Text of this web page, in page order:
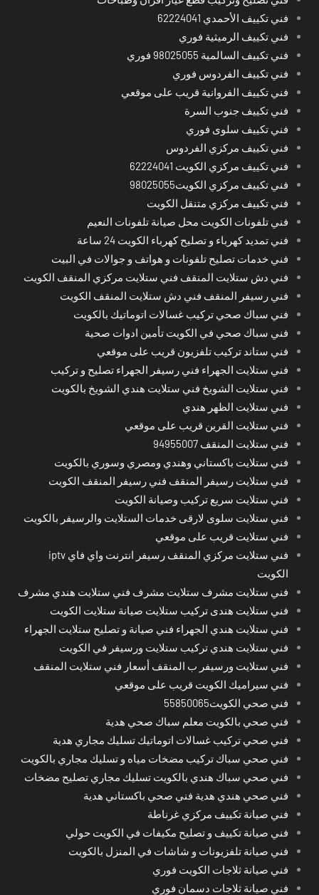
فني تكييف الأحمدي 62224041
فني تكييف الرميثية فوري
فني تكييف السالمية 98025055 فوري
فني تكييف الفردوس فوري
فني تكييف الفروانية قريب على موقعي
فني تكييف جنوب السرة
فني تكييف سلوى فوري
فني تكييف مركزي الفردوس
فني تكييف مركزي الكويت 62224041
فني تكييف مركزي الكويت98025055
فني تكييف مركزي متنقل الكويت
فني تلفونات الكويت محل صيانة تلفونات النعيم
فني تمديد كهرباء و تصليح كهرباء الكويت 24 ساعة
فني خدمات تصليح تلفونات و هواتف و جوالات في البيت
فني دش ستلايت المنقف فني ستلايت مركزي المنقف الكويت
فني رسيفر المنقف فني دش ستلايت المنقف الكويت
فني سباك صحي تركيب غسالات اتوماتيك بالكويت
فني سباك صحي في الكويت تأمين ادوات صحية
فني ستاند تركيب تلفزيون قريب على موقعي
فني ستلايت الجهراء فني رسيفر الجهراء تصليح و تركيب
فني ستلايت الشويخ فني ستلايت هندي الشويخ بالكويت
فني ستلايت الظهر هندي
فني ستلايت القرين قريب على موقعي
فني ستلايت المنقف 94955007
فني ستلايت باكستاني وهندي ومصري وسوري بالكويت
فني ستلايت رسيفر المنقف فني رسيفر المنقف الكويت
فني ستلايت سريع تركيب وصيانة الكويت
فني ستلايت سلوى لارقى خدمات الستلايت والرسيفر بالكويت
فني ستلايت قريب على موقعي
فني ستلايت مركزي المنقف رسيفر انترنت واي فاي iptv
الكويت
فني ستلايت مشرف ستلايت مشرف فني ستلايت هندي مشرف
فني ستلايت هندى تركيب ستلايت صيانة ستلايت الكويت
فني ستلايت هندي الجهراء فني صيانة و تصليح ستلايت الجهراء
فني ستلايت هندي تركيب ستلايت ورسيفر في الكويت
فني ستلايت ورسيفر ب المنقف أسعار فني ستلايت المنقف
فني سيراميك الكويت قريب على موقعي
فني صحي الكويت55850065
فني صحي بالكويت معلم سباك صحي هدية
فني صحي تركيب غسالات اتوماتيك تسليك مجاري هدية
فني صحي سباك تركيب مضخات مياه و تسليك مجاري بالكويت
فني صحي سباك هندي بالكويت تسليك مجاري تصليح مضخات
فني صحي هندي هدية فني صحي باكستاني هدية
فني صيانة تكييف مركزي غرناطة
فني صيانة تكييف و تصليح مكيفات في الكويت حولي
فني صيانة تلفزيونات و شاشات في المنزل بالكويت
فني صيانة ثلاجات الكويت فوري
فني صيانة ثلاجات دسمان فوري